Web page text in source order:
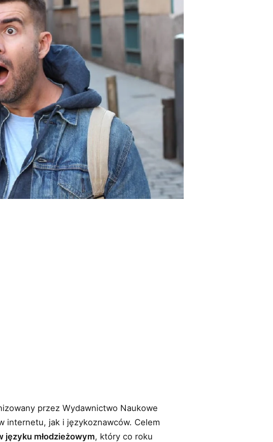
przez Wydawnictwo Naukowe
internetu, jak i językoznawców. Celem
języku młodzieżowym, który co roku